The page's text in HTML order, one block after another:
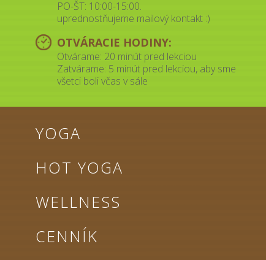
PO-ŠT: 10:00-15:00.
uprednostňujeme mailový kontakt :)
OTVÁRACIE HODINY:
Otvárame: 20 minút pred lekciou
Zatvárame: 5 minút pred lekciou, aby sme
všetci boli včas v sále
YOGA
HOT YOGA
WELLNESS
CENNÍK